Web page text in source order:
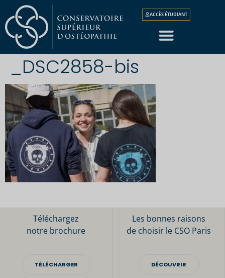
ACCÈS ÉTUDIANT
_DSC2858-bis
Téléchargez
notre brochure
TÉLÉCHARGER
Les bonnes raisons
de choisir le CSO Paris
DÉCOUVRIR